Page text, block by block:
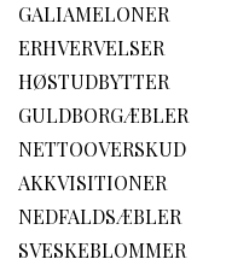
GALIAMELONER
ERHVERVELSER
HØSTUDBYTTER
GULDBORGÆBLER
NETTOOVERSKUD
AKKVISITIONER
NEDFALDSÆBLER
SVESKEBLOMMER